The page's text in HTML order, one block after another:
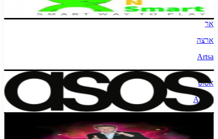
artNsmart
אר
ארצה
Artsa
אסוס
ASOS
אסף סלומון אמן חושים